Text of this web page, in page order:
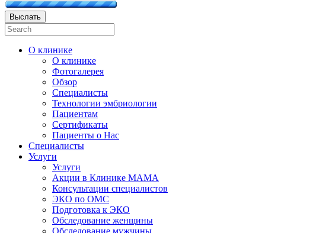
Выслать
О клинике
О клинике
Фотогалерея
Обзор
Специалисты
Технологии эмбриологии
Пациентам
Сертификаты
Пациенты о Нас
Специалисты
Услуги
Услуги
Акции в Клинике МАМА
Консультации специалистов
ЭКО по ОМС
Подготовка к ЭКО
Обследование женщины
Обследование мужчины